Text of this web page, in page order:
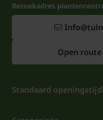
Bezoekadres
Open
Standaard